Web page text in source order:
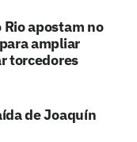
apostam no
ampliar
torcedores
de Joaquín